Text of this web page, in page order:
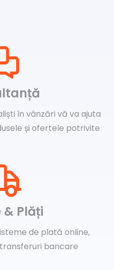
în vânzări vă va ajuta
și ofertele potrivite
& Plăți
de plată online,
bancare